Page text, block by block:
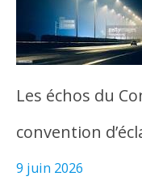
Les échos du
convention
9 juin 2026